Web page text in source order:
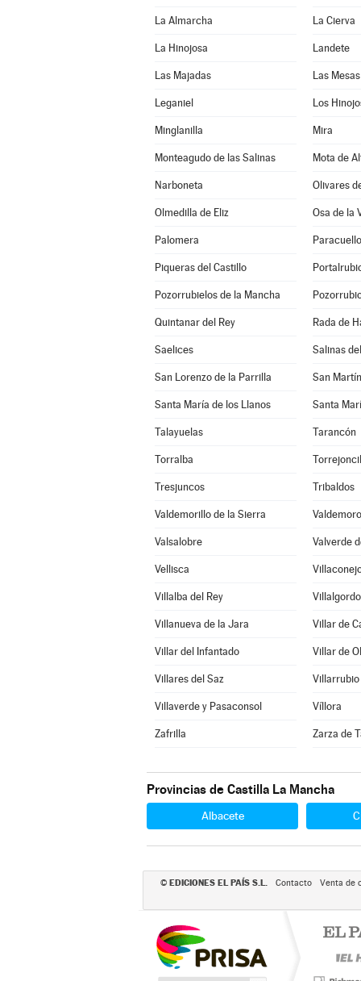
La Almarcha La Cierva
La Hinojosa Landete
Las Majadas Las Mesas
Leganiel Los
Minglanilla Mira
Monteagudo de las Salinas Mota de
Narboneta Olivares
Olmedilla de Eliz Osa de la
Palomera
Piqueras del Castillo
Pozorrubielos de la Mancha
Quintanar del Rey Rada de
Saelices Salinas
San Lorenzo de la Parrilla San
Santa María de los Llanos Santa
Talayuelas Tarancón
Torralba
Tresjuncos Tribaldos
Valdemorillo de la Sierra
Valsalobre Valverde
Vellisca
Villalba del Rey
Villanueva de la Jara Villar de
Villar del Infantado Villar de
Villares del Saz Villarrubio
Villaverde y Pasaconsol Víllora
Zafrilla Zarza de
Provincias de Castilla La Mancha
Albacete
© EDICIONES EL PAÍS S.L. Contacto Venta de